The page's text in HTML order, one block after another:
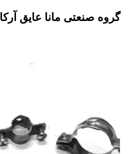
گروه صنعتی مانا عایق آرکا